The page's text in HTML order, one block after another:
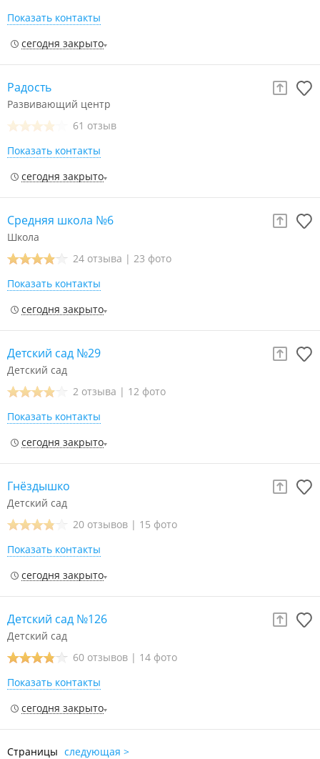
Показать контакты
сегодня закрыто
Радость
Развивающий центр
61 отзыв
Показать контакты
сегодня закрыто
Средняя школа №6
Школа
24 отзыва | 23 фото
Показать контакты
сегодня закрыто
Детский сад №29
Детский сад
2 отзыва | 12 фото
Показать контакты
сегодня закрыто
Гнёздышко
Детский сад
20 отзывов | 15 фото
Показать контакты
сегодня закрыто
Детский сад №126
Детский сад
60 отзывов | 14 фото
Показать контакты
сегодня закрыто
Страницы следующая >